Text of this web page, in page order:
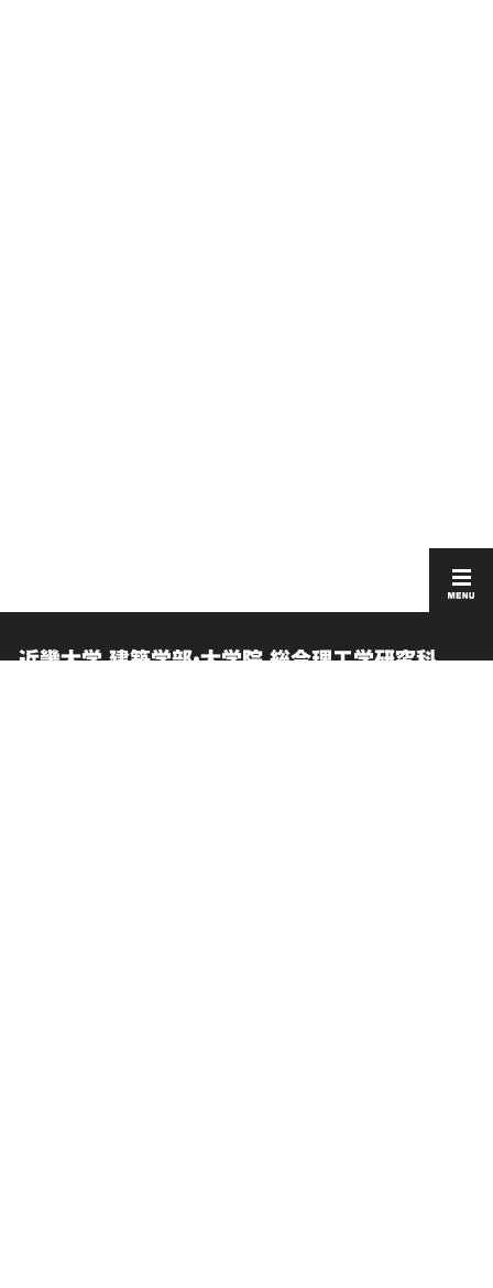
近畿大学 建築学部・大学院 総合理工学研究科